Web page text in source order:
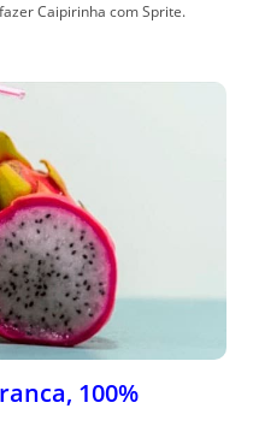
Caipirinha com Sprite.
100%